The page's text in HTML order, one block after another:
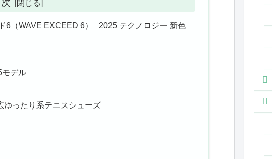
6（WAVE EXCEED 6） 2025 テクノロジー 新色
モデル
ゆったり系テニスシューズ